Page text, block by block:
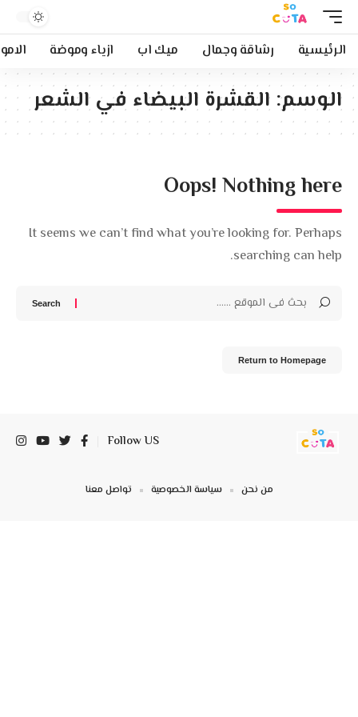
الرئيسية رشاقة وجمال ميك اب ازياء وموضة
الوسم: القشرة البيضاء في الشعر
Oops! Nothing here
It seems we can’t find what you’re looking for. Perhaps
searching can help.
Return to Homepage
Follow US
من نحن سياسة الخصوصية تواصل معنا